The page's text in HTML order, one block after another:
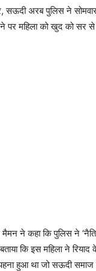
सऊदी अरब पुलिस ने
पर महिला को खुद को सर
ने कहा कि पुलिस ने
बताया कि इस महिला ने
हुआ था जो सऊदी